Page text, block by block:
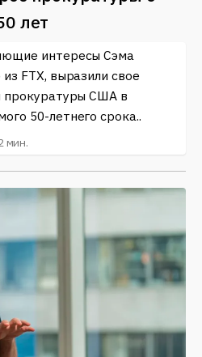
к личной истории и
Фрида, а также к его
Подписывайтесь на
в курсе, чтобы не
в криптовалютном
лет
интересы Сэма
FTX, выразили свое
прокуратуры США в
50-летнего срока..
мин.